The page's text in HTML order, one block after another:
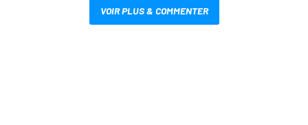
VOIR PLUS & COMMENTER